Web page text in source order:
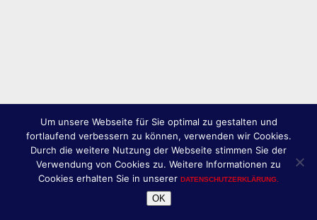
Um unsere Webseite für Sie optimal zu gestalten und
fortlaufend verbessern zu können, verwenden wir Cookies.
Durch die weitere Nutzung der Webseite stimmen Sie der
Verwendung von Cookies zu. Weitere Informationen zu
Cookies erhalten Sie in unserer DATENSCHUTZERKLÄRUNG.
OK